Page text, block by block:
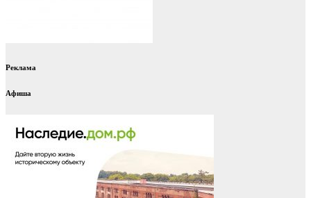
Реклама
Афиша